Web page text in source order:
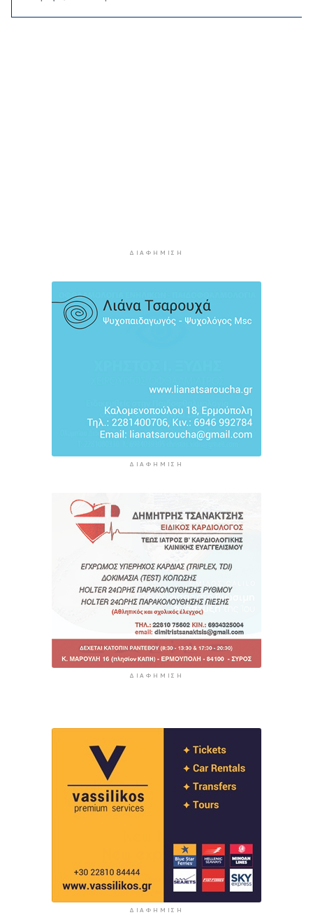
Στις 2 Σεπτεμβρίου η παρουσίαση του
οικονομικού προγράμματος της ΕΛ.Α.Σ. στη
Θεσσαλονίκη
8 ώρες 27 λεπτά πρίν
ΔΙΑΦΉΜΙΣΗ
ΔΙΑΦΉΜΙΣΗ
ΔΙΑΦΉΜΙΣΗ
ΔΙΑΦΉΜΙΣΗ